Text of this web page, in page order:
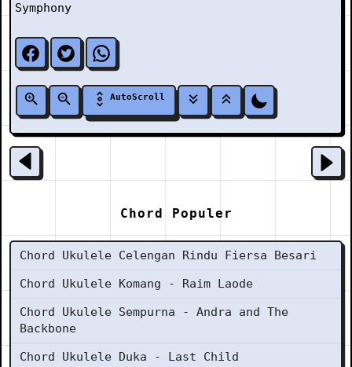
Symphony
AutoScroll
Chord Populer
Chord Ukulele Celengan Rindu Fiersa Besari
Chord Ukulele Komang - Raim Laode
Chord Ukulele Sempurna - Andra and The
Backbone
Chord Ukulele Duka - Last Child